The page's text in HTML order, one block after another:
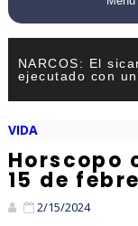
NARCOS: El
ejecutado con
VIDA
Horscopo
15 de
2/15/2024